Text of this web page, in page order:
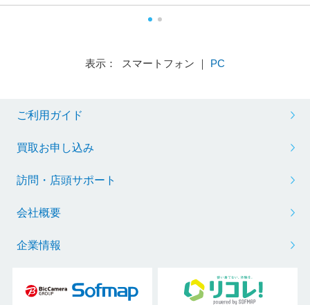
表示： スマートフォン ｜ PC
ご利用ガイド
買取お申し込み
訪問・店頭サポート
会社概要
企業情報